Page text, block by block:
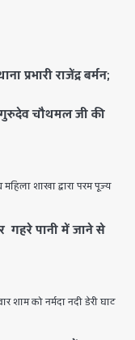
प्रभारी राजेंद्र बर्मन;
चौथमल जी की
शाखा द्वारा परम पूज्य
गहरे पानी में जाने से
शाम को नर्मदा नदी डेरी घाट